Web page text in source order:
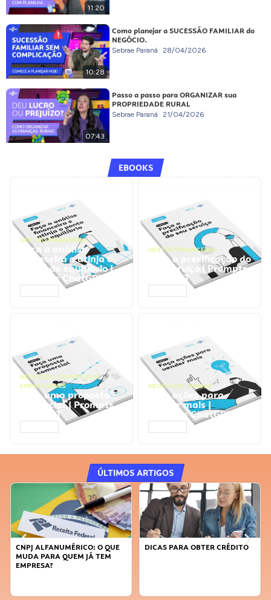
11:20
10:28
Como planejar a SUCESSÃO FAMILIAR do
NEGÓCIO.
Sebrae Paraná 28/04/2026
07:43
Passo a passo para ORGANIZAR sua
PROPRIEDADE RURAL
Sebrae Paraná 21/04/2026
EBOOKS
GESTÃO FINANCEIRA
Faça a análise
financeira e atinja o
ponto de equilíbrio |
Prompts ChatGPT
GESTÃO FINANCEIRA
Faça a precificação do
seu serviço | Prompts
ChatGPT
NEGÓCIOS, PROCESSOS
EMPRESARIAIS
Faça uma proposta
comercial | Prompts
ChatGPT
NEGÓCIOS, VENDAS
Faça ações para
vender mais |
Prompts ChatGPT
ÚLTIMOS ARTIGOS
DICAS PARA OBTER CRÉDITO
FAÇA A DIFERENÇA: SEJA